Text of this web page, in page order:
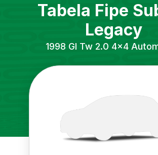
Tabela Fipe
Legacy
1998 Gl Tw 2.0 4x4